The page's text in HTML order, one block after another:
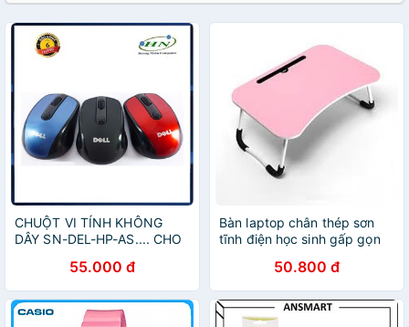
CHUỘT VI TÍNH KHÔNG
DÂY SN-DEL-HP-AS.... CHO
SINH VIÊN55.000 đ
Bàn laptop chân thép sơn
tĩnh điện học sinh gấp gọn
minh(IPAD)50.800 đ